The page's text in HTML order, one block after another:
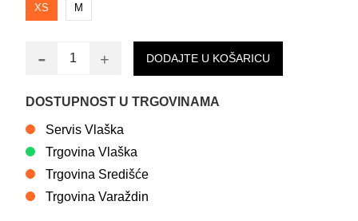
XS M
- + DODAJTE U KOŠARICU
DOSTUPNOST U TRGOVINAMA
Servis Vlaška
Trgovina Vlaška
Trgovina Središće
Trgovina Varaždin